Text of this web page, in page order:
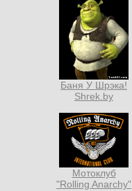
Баня У Шрэка!
Shrek.by
Мотоклуб
"Rolling Anarchy"